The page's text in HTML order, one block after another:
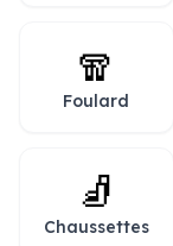
🧣
Foulard
🧦
Chaussettes